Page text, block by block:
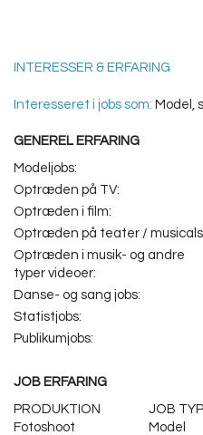
INTERESSER & ERFARING
Interesseret i jobs som: Model,
GENEREL ERFARING
Modeljobs:
Optræden på TV:
Optræden i film:
Optræden på teater /
Optræden i musik- og andre
typer videoer:
Danse- og sang jobs:
Statistjobs:
Publikumjobs:
JOB ERFARING
PRODUKTION
JOB
Fotoshoot
Model